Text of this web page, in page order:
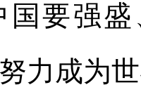
国要强
力成为